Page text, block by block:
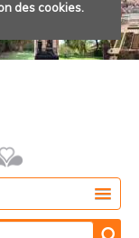
des cookies.